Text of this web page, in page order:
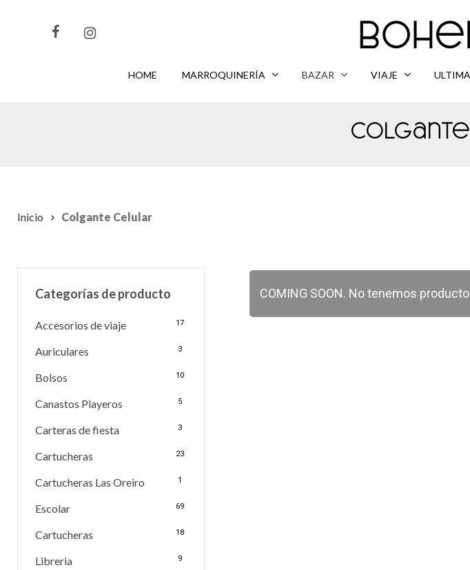
HOME MARROQUINERÍA BAZAR VIAJE
Inicio Colgante Celular
Categorías de producto
Accesorios de viaje 17
Auriculares 3
Bolsos 10
Canastos Playeros 5
Carteras de fiesta 3
Cartucheras 23
Cartucheras Las Oreiro 1
Escolar 69
Cartucheras 18
Libreria 9
COMING SOON. No tenemos